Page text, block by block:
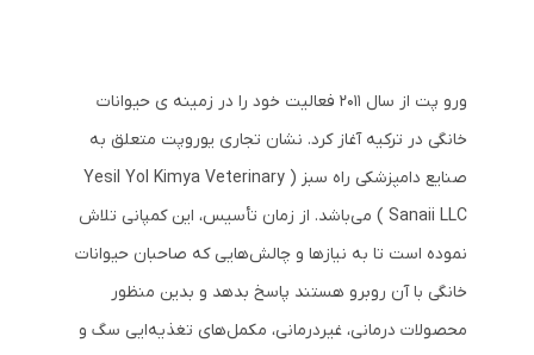
ورو پت از سال 2011 فعالیت خود را در زمینه ی حیوانات
خانگی در ترکیه آغاز کرد. نشان تجاری یوروپت متعلق به
صنایع دامپزشکی راه سبز ( Yesil Yol Kimya Veterinary
Sanaii LLC ) می‌باشد. از زمان تأسیس، این کمپانی تلاش
نموده است تا به نیازها و چالش‌هایی که صاحبان حیوانات
خانگی با آن روبرو هستند پاسخ بدهد و بدین منظور
محصولات درمانی، غیردرمانی، مکمل‌های تغذیه‌ایی سگ و